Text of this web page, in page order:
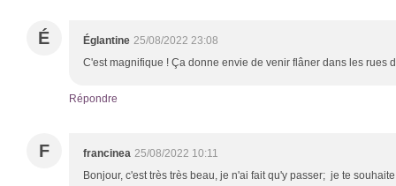
É Églantine 25/08/2022 23:08
C'est magnifique ! Ça donne envie de venir flâner dans les rues
Répondre
F francinea 25/08/2022 10:11
Bonjour, c'est très très beau, je n'ai fait qu'y passer; je te